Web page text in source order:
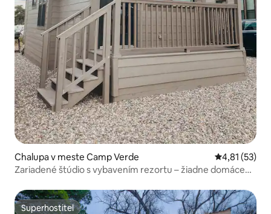
Chalupa v meste Camp Verde Priemerné
4,81 (53)
Zariadené štúdio s vybavením rezortu – žiadne domáce
Superhostiteľ